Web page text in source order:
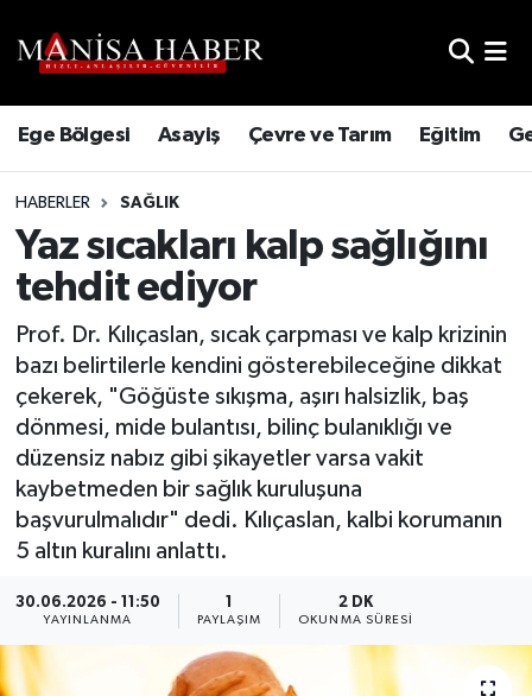
Ege Bölgesi Asayiş Çevre ve Tarım Eğitim
HABERLER SAĞLIK
Yaz sıcakları kalp sağlığını
tehdit ediyor
Prof. Dr. Kılıçaslan, sıcak çarpması ve kalp krizinin
bazı belirtilerle kendini gösterebileceğine dikkat
çekerek, "Göğüste sıkışma, aşırı halsizlik, baş
dönmesi, mide bulantısı, bilinç bulanıklığı ve
düzensiz nabız gibi şikayetler varsa vakit
kaybetmeden bir sağlık kuruluşuna
başvurulmalıdır" dedi. Kılıçaslan, kalbi korumanın
5 altın kuralını anlattı.
30.06.2026 - 11:50
YAYINLANMA
1
PAYLAŞIM
2 DK
OKUNMA SÜRESI
Trafik Durumu
Süper Lig Puan Durumu ve Fikstür
Tüm Manşetler
Son Dakika Haberleri
Haber Arşivi